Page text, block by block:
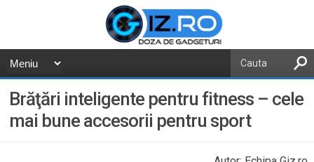
Brăţări inteligente pentru fitness – cele
mai bune accesorii pentru sport